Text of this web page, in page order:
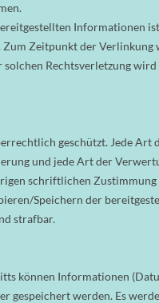
Informationen
Zeitpunkt der Verlinkung
Rechtsverletzung
geschützt. Jede Art
und jede Art der
schriftlichen Zustimmung
Speichern der
strafbar.
können Informationen
gespeichert werden. Es